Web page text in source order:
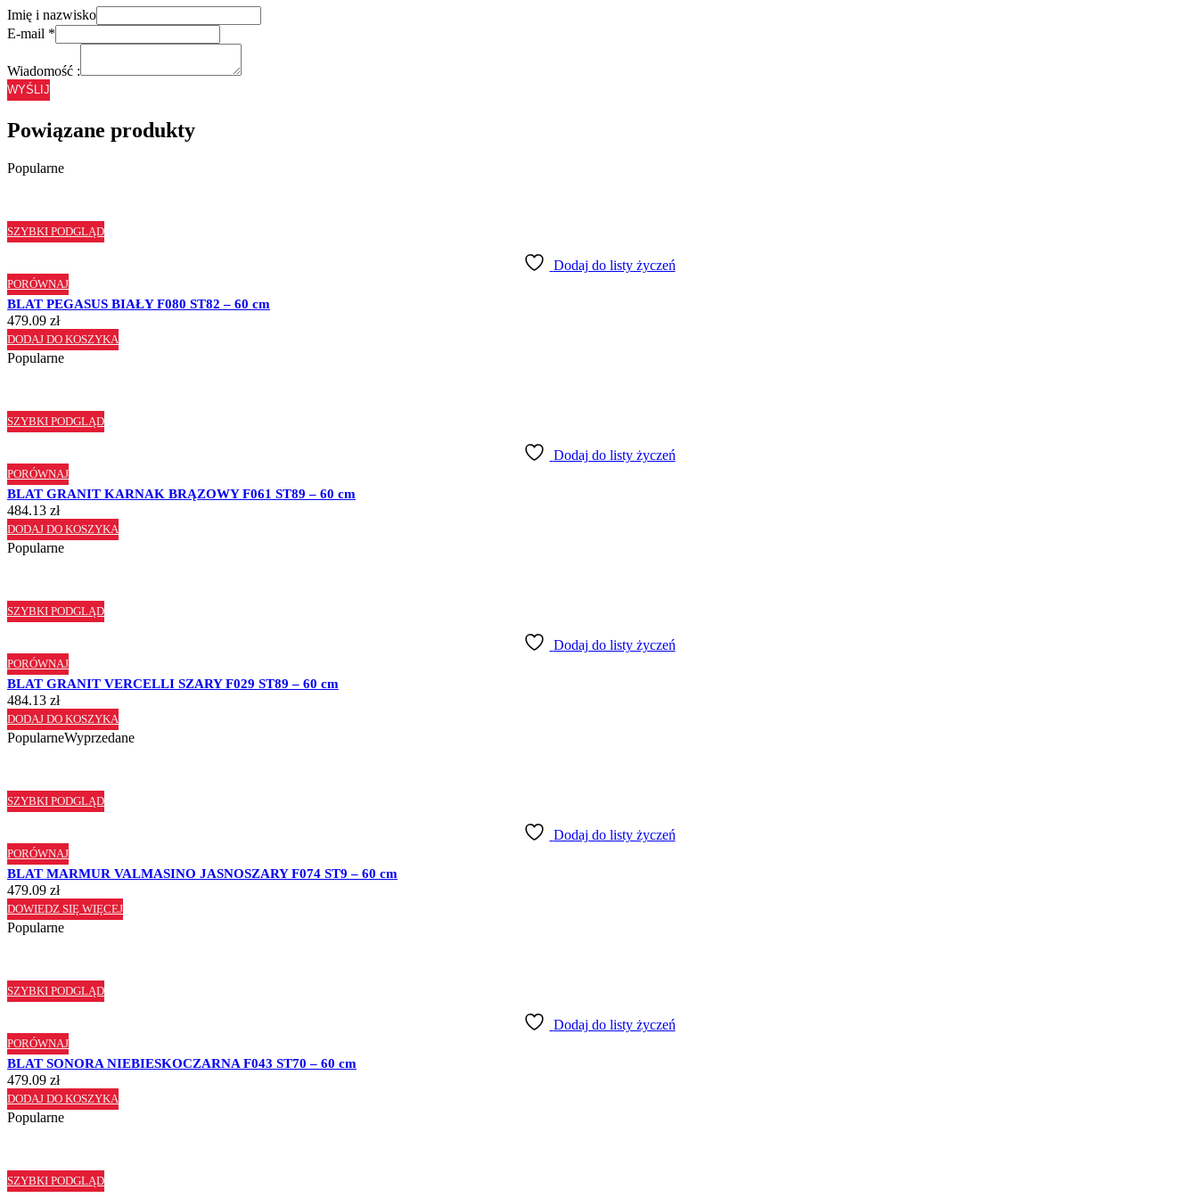
Imię i nazwisko
E-mail *
Wiadomość :
WYŚLIJ
Powiązane produkty
Popularne
SZYBKI PODGLĄD
Dodaj do listy życzeń
PORÓWNAJ
BLAT PEGASUS BIAŁY F080 ST82 – 60 cm
479.09 zł
DODAJ DO KOSZYKA
Popularne
SZYBKI PODGLĄD
Dodaj do listy życzeń
PORÓWNAJ
BLAT GRANIT KARNAK BRĄZOWY F061 ST89 – 60 cm
484.13 zł
DODAJ DO KOSZYKA
Popularne
SZYBKI PODGLĄD
Dodaj do listy życzeń
PORÓWNAJ
BLAT GRANIT VERCELLI SZARY F029 ST89 – 60 cm
484.13 zł
DODAJ DO KOSZYKA
PopularneWyprzedane
SZYBKI PODGLĄD
Dodaj do listy życzeń
PORÓWNAJ
BLAT MARMUR VALMASINO JASNOSZARY F074 ST9 – 60 cm
479.09 zł
DOWIEDZ SIĘ WIĘCEJ
Popularne
SZYBKI PODGLĄD
Dodaj do listy życzeń
PORÓWNAJ
BLAT SONORA NIEBIESKOCZARNA F043 ST70 – 60 cm
479.09 zł
DODAJ DO KOSZYKA
Popularne
SZYBKI PODGLĄD